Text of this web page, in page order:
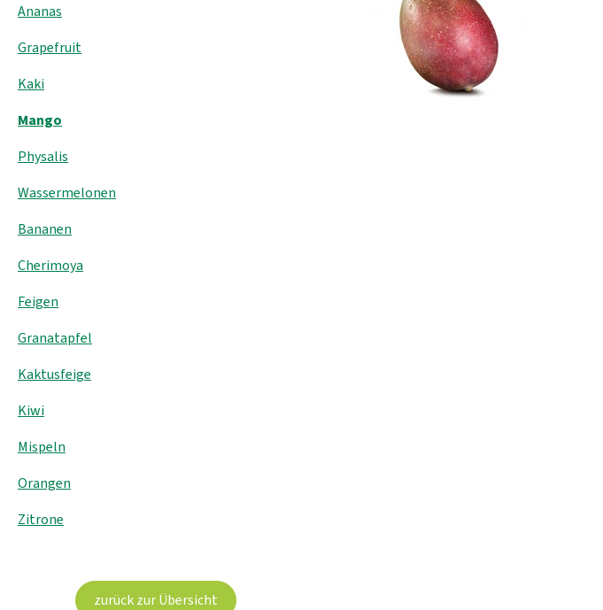
Ananas
Grapefruit
Kaki
Mango
Physalis
Wassermelonen
Bananen
Cherimoya
Feigen
Granatapfel
Kaktusfeige
Kiwi
Mispeln
Orangen
Zitrone
zurück zur Übersicht